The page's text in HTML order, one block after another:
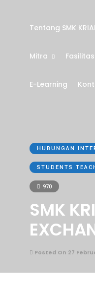
Tentang SMK
Mitra Fasilitas
E-Learning
HUBUNGAN
STUDENTS
970
SMK
Posted On 27